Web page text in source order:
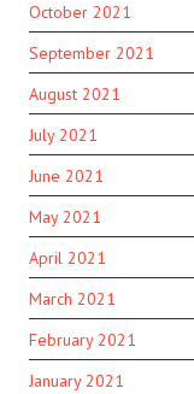
October 2021
September 2021
August 2021
July 2021
June 2021
May 2021
April 2021
March 2021
February 2021
January 2021